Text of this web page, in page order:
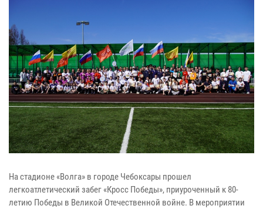
На стадионе «Волга» в городе Чебоксары прошел
легкоатлетический забег «Кросс Победы», приуроченный к 80-
летию Победы в Великой Отечественной войне. В мероприятии